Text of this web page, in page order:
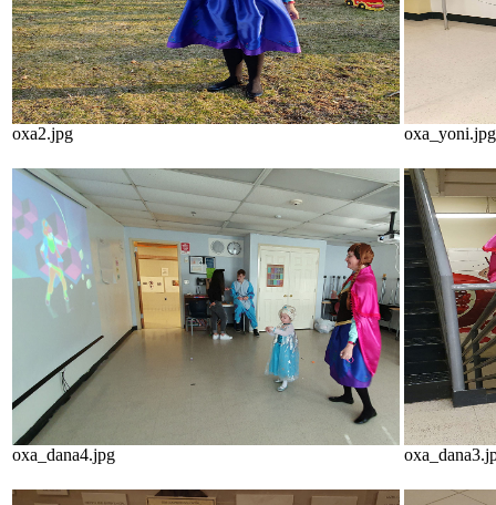
oxa2.jpg oxa_yoni.jpg
oxa_dana4.jpg